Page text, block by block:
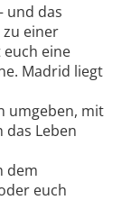
und das
einer
eine
Madrid liegt
umgeben, mit
das Leben
dem
euch